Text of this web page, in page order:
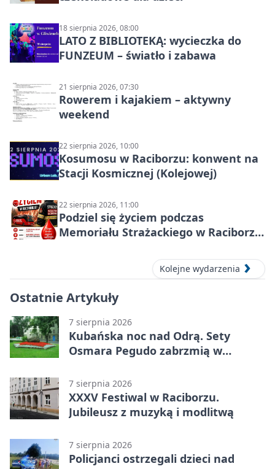
18 sierpnia 2026, 08:00
LATO Z BIBLIOTEKĄ: wycieczka do
FUNZEUM – światło i zabawa
21 sierpnia 2026, 07:30
Rowerem i kajakiem – aktywny
weekend
22 sierpnia 2026, 10:00
Kosumosu w Raciborzu: konwent na
Stacji Kosmicznej (Kolejowej)
22 sierpnia 2026, 11:00
Podziel się życiem podczas
Memoriału Strażackiego w Raciborzu
Kolejne wydarzenia
Ostatnie Artykuły
7 sierpnia 2026
Kubańska noc nad Odrą. Sety
Osmara Pegudo zabrzmią w
7 sierpnia 2026
XXXV Festiwal w Raciborzu.
Jubileusz z muzyką i modlitwą
7 sierpnia 2026
Policjanci ostrzegali dzieci nad